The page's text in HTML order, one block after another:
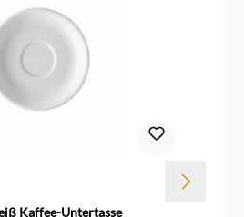
Kaffee-Untertasse